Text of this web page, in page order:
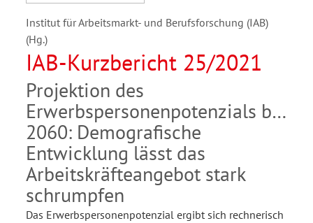
Institut für Arbeitsmarkt- und Berufsforschung (IAB)
(Hg.)
IAB-Kurzbericht 25/2021
Projektion des
Erwerbspersonenpotenzials bis
2060: Demografische
Entwicklung lässt das
Arbeitskräfteangebot stark
schrumpfen
Das Erwerbspersonenpotenzial ergibt sich rechnerisch